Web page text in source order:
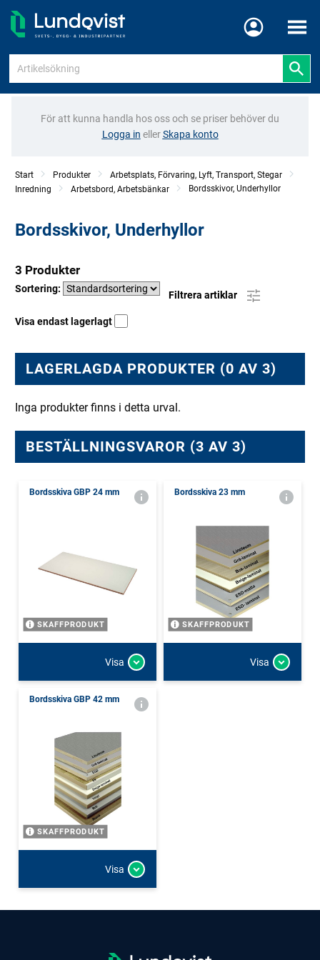
Meny
För att kunna handla hos oss och se priser behöver du
Logga in ellerSkapa konto
Start Produkter
Arbetsplats, Förvaring, Lyft, Transport, Stegar
Inredning
Arbetsbord, Arbetsbänkar Bordsskivor, Underhyllor
Bordsskivor, Underhyllor
3 Produkter
Sortering:
Filtrera artiklar
Visa endast lagerlagt
LAGERLAGDA PRODUKTER (0 AV 3)
Inga produkter finns i detta urval.
BESTÄLLNINGSVAROR (3 AV 3)
Bordsskiva GBP 24 mm
SKAFFPRODUKT
Visa
Bordsskiva 23 mm
SKAFFPRODUKT
Visa
Bordsskiva GBP 42 mm
SKAFFPRODUKT
Visa